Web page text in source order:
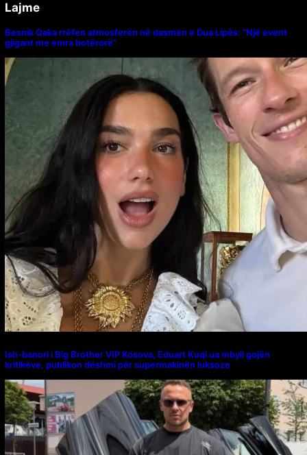
Lajme
Besnik Qaka rrëfen atmosferën në dasmën e Dua Lipës: “Një event
gjigant me emra botërorë”
Ish-banori i Big Brother VIP Kosova, Eduart Kuqi ua mbyll gojën
kritikëve, publikon dëshmi për supermakinën luksoze